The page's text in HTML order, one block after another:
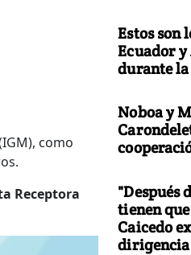
como
Receptora
Estos son
Ecuador
durante
Noboa y
"Después
tienen
Caicedo
dirigencia